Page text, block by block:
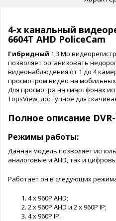
4-х канальный
6604T AHD PoliceCam
Гибридный 1,3 Mp
позволяет организовать
видеонаблюдения от 1 до 4
просмотром видео на мобильных
Для просмотра на смартфонах
TopsView, доступное для
Полное описание
Режимы работы:
Данная модель позволяет
аналоговые и AHD, так и
Работает он в следующих
4 x 960P AHD;
2 x 960P AHD и 2 x 960P IP;
4 x 960P IP.